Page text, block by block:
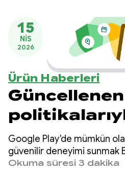
15
NIS
2026
Ürün Haberleri
kullanıcı
işletme
Google Play'de mümkün
güvenilir deneyimi sunmak
gizliliğini artırmak ve
Okuma süresi 3 dakika